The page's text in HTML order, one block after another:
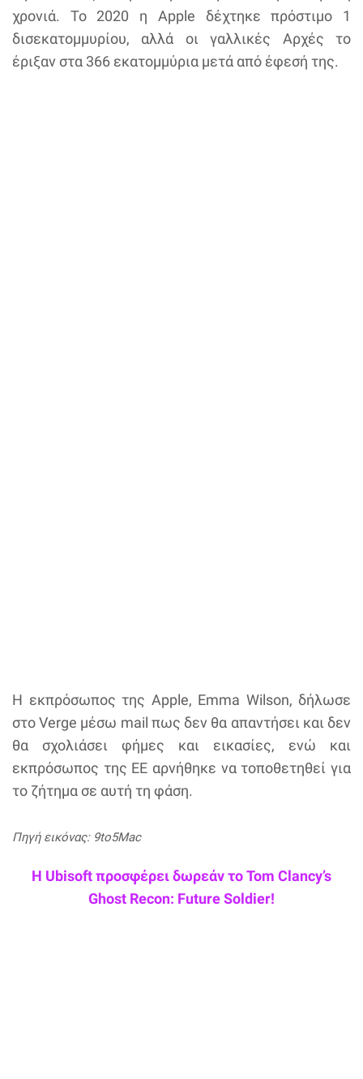
χρονιά. Το 2020 η Apple δέχτηκε πρόστιμο 1
δισεκατομμυρίου, αλλά οι γαλλικές Αρχές το
έριξαν στα 366 εκατομμύρια μετά από έφεσή της.
Η εκπρόσωπος της Apple, Emma Wilson, δήλωσε
στο Verge μέσω mail πως δεν θα απαντήσει και δεν
θα σχολιάσει φήμες και εικασίες, ενώ και
εκπρόσωπος της ΕΕ αρνήθηκε να τοποθετηθεί για
το ζήτημα σε αυτή τη φάση.
Πηγή εικόνας: 9to5Mac
Η Ubisoft προσφέρει δωρεάν το Tom Clancy’s
Ghost Recon: Future Soldier!